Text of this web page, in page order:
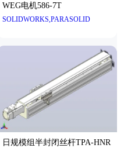
WEG电机586-7T
SOLIDWORKS,PARASOLID
日规模组半封闭丝杆TPA-HNR